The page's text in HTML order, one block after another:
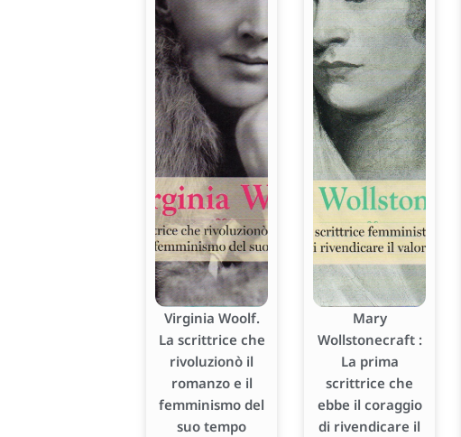
Virginia Woolf.
La scrittrice che
rivoluzionò il
romanzo e il
femminismo del
suo tempo
Mary
Wollstonecraft :
La prima
scrittrice che
ebbe il coraggio
di rivendicare il